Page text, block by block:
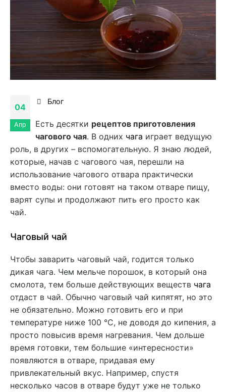
04
Апр
Блог
Есть десятки рецептов приготовления
чагового чая. В одних чага играет ведущую
роль, в других – вспомогательную. Я знаю людей,
которые, начав с чагового чая, перешли на
использование чагового отвара практически
вместо воды: они готовят на таком отваре пищу,
варят супы и продолжают пить его просто как
чай.
Чаговый чай
Чтобы заварить чаговый чай, годится только
дикая чага. Чем мельче порошок, в который она
смолота, тем больше действующих веществ чага
отдаст в чай. Обычно чаговый чай кипятят, но это
не обязательно. Можно готовить его и при
температуре ниже 100 °С, не доводя до кипения, а
просто повысив время нагревания. Чем дольше
время готовки, тем большие «интересности»
появляются в отваре, придавая ему
привлекательный вкус. Например, спустя
несколько часов в отваре будут уже не только